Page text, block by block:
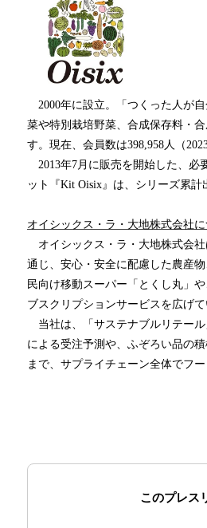
2000年に設立。「つくった人が
菜や特別栽培野菜、合成保存料・
す。現在、会員数は398,958人（
2013年7月に販売を開始した、必
ット『Kit Oisix』は、シリーズ累計
オイシックス・ラ・大地株式会社
オイシックス・ラ・大地株式会
通じ、安心・安全に配慮した農産
民向け移動スーパー「とくし丸」
ブスクリプションサービスを広げて
当社は、「サステナブルリテール
による受注予測や、ふぞろい品の
まで、サプライチェーン全体でフ
このプレス